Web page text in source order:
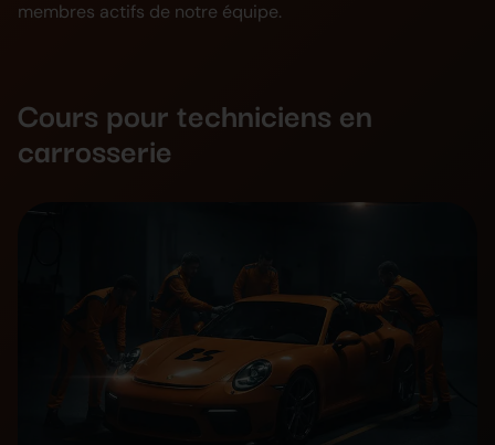
membres actifs de notre équipe.
Cours pour techniciens en
carrosserie